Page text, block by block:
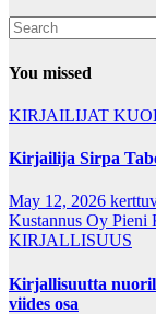
You missed
KIRJAILIJAT
Kirjailija Sirpa
May 12, 2026
Kustannus Oy Pieni
KIRJALLISUUS
Kirjallisuutta
viides osa